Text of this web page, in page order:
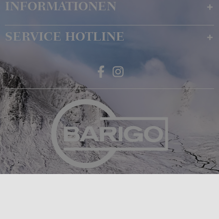
INFORMATIONEN
SERVICE HOTLINE